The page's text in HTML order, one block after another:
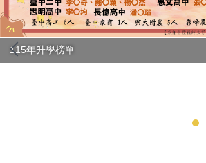
容
區
115年升學榜單